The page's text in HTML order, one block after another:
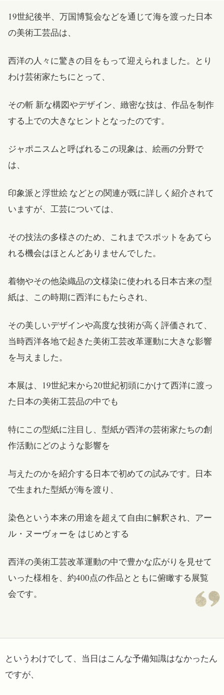
19世紀後半、万国博覧会などを通じて海を渡った日本
の美術工芸品は、
西洋の人々に驚きの目をもって迎えられました。とり
わけ芸術家たちにとって、
その斬 新な構図やデザイン、緻密な技は、作品を制作
する上での大きなヒントとなったのです。
ジャポニスムと呼ばれるこの現象は、絵画の分野で
は、
印象派と浮世絵 などとの関連が既に詳しく紹介されて
いますが、工芸については、
その技法の多様さのため、これまでスポットをあてら
れる機会はほとんどありませんでした。
着物やその他染織品の文様染に使われる日本古来の型
紙は、この時期に西洋にもたらされ、
その美しいデザインや高度な技術が高く評価されて、
当時西洋各地で起きた美術工芸改革運動に大きな影響
を与えました。
本展は、19世紀末から20世紀初頭にかけて西洋に渡っ
た日本の美術工芸品の中でも
特にこの型紙に注目し、型紙が西洋の芸術家たちの創
作活動にどのような影響を
与えたのかを紹介する日本で初めての試みです。日本
で生まれた型紙が海を渡り、
染色という本来の用途を超えて自由に解釈され、アー
ル・ヌーヴォーを はじめとする
西洋の美術工芸改革運動の中で豊かな広がりを見せて
いった様相を、約400点の作品とともに俯瞰する展覧
会です。
というわけでして、当日はこんな予備知識はなかったん
ですが、